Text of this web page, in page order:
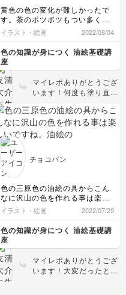
には面と面の境界が特に
大切です。試してみてく
ださい😊
黄色の色の変化が難しかったで
す。茶のポツポツもつい多くな
り過ぎて何度も塗り直してしま
いました。先生のおっしゃるよ
うに時々目を離して、見ること
の大切さのが解りました。
イラスト・絵画 2022/08/04
色の知識が身につく 油絵基礎講
座
マイレポありがとうござ
います！何度も塗り直し
の表情が良く出ています
🍌要領よく描く事より
も、納得がいくまでしつ
の作品の良さにつながっ
チョコパン
色の三原色の油絵の具からこん
なに沢山の色を作れる事は楽し
いですね。油絵の基本を勉強し
ていきたいと思います。
イラスト・絵画 2022/07/29
色の知識が身につく 油絵基礎講
座
マイレポありがとうござ
います！大変だったと思